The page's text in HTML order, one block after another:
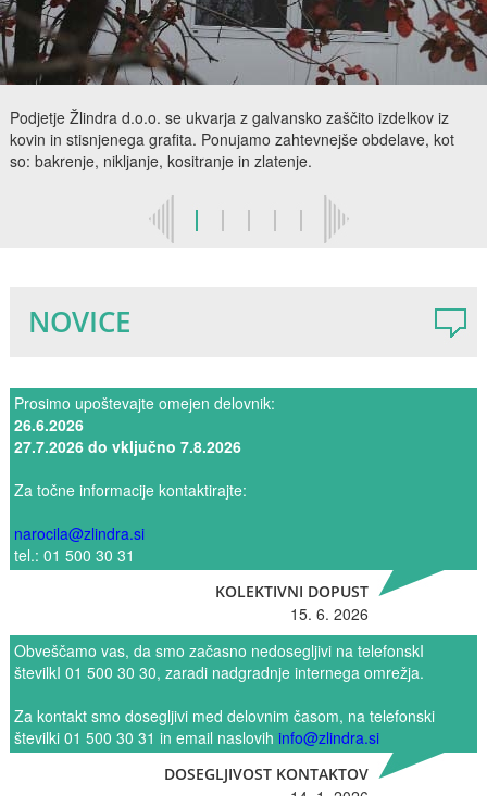
Podjetje Žlindra d.o.o. se ukvarja z galvansko zaščito izdelkov iz
kovin in stisnjenega grafita. Ponujamo zahtevnejše obdelave, kot
so: bakrenje, nikljanje, kositranje in zlatenje.
NOVICE
Prosimo upoštevajte omejen delovnik:
26.6.2026
27.7.2026 do vključno 7.8.2026
Za točne informacije kontaktirajte:
narocila@zlindra.si
tel.: 01 500 30 31
KOLEKTIVNI DOPUST
15. 6. 2026
Obveščamo vas, da smo začasno nedosegljivi na telefonskI
številkI 01 500 30 30, zaradi nadgradnje internega omrežja.
Za kontakt smo dosegljivi med delovnim časom, na telefonski
številki 01 500 30 31 in email naslovih info@zlindra.si
DOSEGLJIVOST KONTAKTOV